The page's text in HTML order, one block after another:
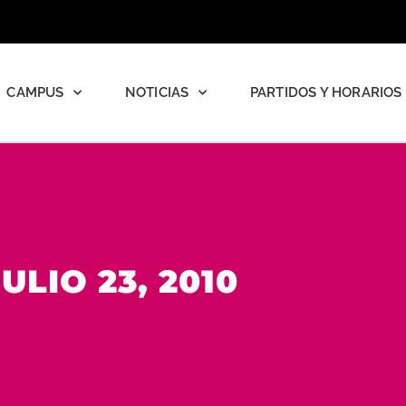
CAMPUS NOTICIAS PARTIDOS Y HORARIOS
23, 2010